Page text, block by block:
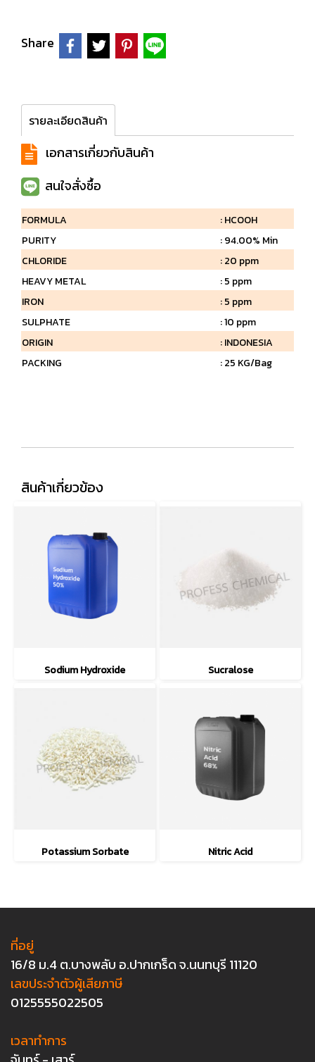
Share
รายละเอียดสินค้า
เอกสารเกี่ยวกับสินค้า
สนใจสั่งซื้อ
FORMULA
: HCOOH
PURITY
: 94.00% Min
CHLORIDE
: 20 ppm
HEAVY METAL
: 5 ppm
IRON
: 5 ppm
SULPHATE
: 10 ppm
ORIGIN
: INDONESIA
PACKING
: 25 KG/Bag
สินค้าเกี่ยวข้อง
Sodium Hydroxide Sucralose
Potassium Sorbate Nitric Acid
ที่อยู่
16/8 ม.4 ต.บางพลับ อ.ปากเกร็ด จ.นนทบุรี 11120
เลขประจำตัวผู้เสียภาษี
0125555022505
เวลาทำการ